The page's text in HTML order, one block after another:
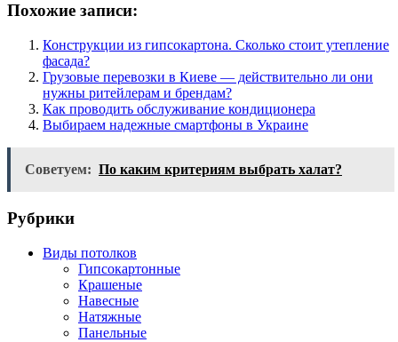
Похожие записи:
Конструкции из гипсокартона. Сколько стоит утепление
фасада?
Грузовые перевозки в Киеве — действительно ли они
нужны ритейлерам и брендам?
Как проводить обслуживание кондиционера
Выбираем надежные смартфоны в Украине
Советуем: По каким критериям выбрать халат?
Рубрики
Виды потолков
Гипсокартонные
Крашеные
Навесные
Натяжные
Панельные